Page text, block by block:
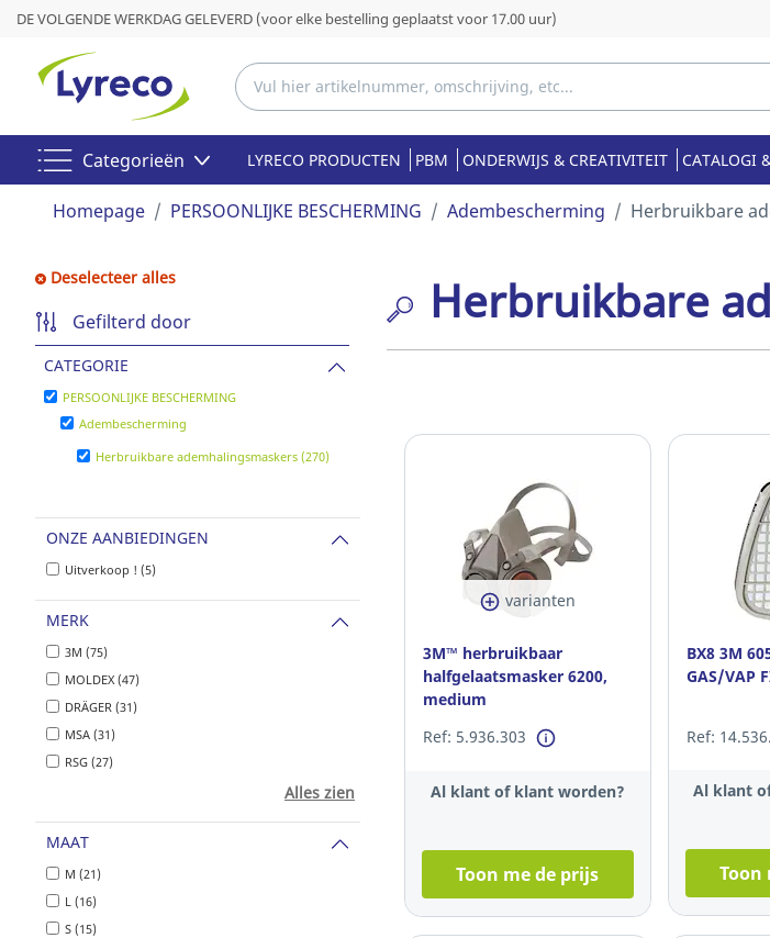
DE VOLGENDE WERKDAG GELEVERD (voor elke bestelling geplaatst voor 17.00 uur)
Categorieën LYRECO PRODUCTEN PBM ONDERWIJS & CREATIVITEIT CATALOGI
Homepage PERSOONLIJKE BESCHERMING Adembescherming Herbruikbare
Deselecteer alles
Gefilterd door
CATEGORIE
PERSOONLIJKE BESCHERMING
Adembescherming
Herbruikbare ademhalingsmaskers (270)
ONZE AANBIEDINGEN
Uitverkoop ! (5)
MERK
3M (75)
MOLDEX (47)
DRÄGER (31)
MSA (31)
RSG (27)
Alles zien
MAAT
M (21)
L (16)
S (15)
Herbruikbare
varianten
3M™ herbruikbaar
halfgelaatsmasker 6200,
medium
Ref: 5.936.303
Al klant of klant worden?
Toon me de prijs
BX8 3M
GAS/VAP
Ref:
Al klant
Toon